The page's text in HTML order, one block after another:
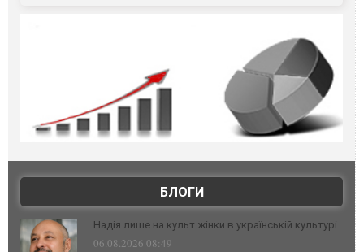
БЛОГИ
Надія лише на культ жінки в українській культурі
06.08.2026 08:49